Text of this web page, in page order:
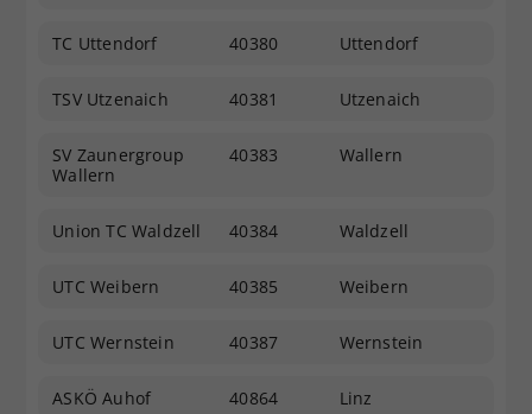
TC Uttendorf 40380 Uttendorf
TSV Utzenaich 40381 Utzenaich
SV Zaunergroup
Wallern
40383 Wallern
Union TC Waldzell 40384 Waldzell
UTC Weibern 40385 Weibern
UTC Wernstein 40387 Wernstein
ASKÖ Auhof 40864 Linz